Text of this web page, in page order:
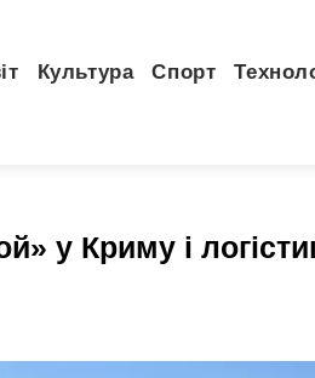
Культура Спорт
у Криму і